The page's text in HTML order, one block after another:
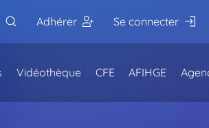
Adhérer Se connecter
Vidéothèque CFE AFIHGE